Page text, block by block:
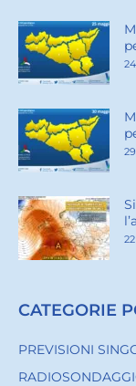
CATEGORIE
PREVISIONI